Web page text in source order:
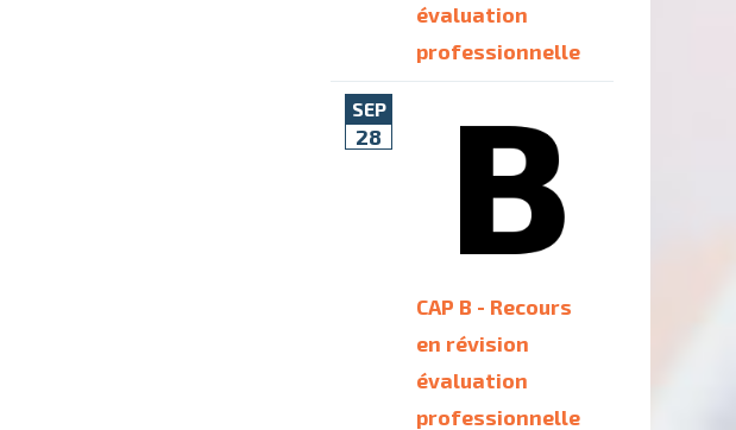
évaluation
professionnelle
SEP
28
CAP B - Recours
en révision
évaluation
professionnelle